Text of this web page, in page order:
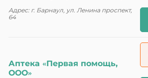
Адрес: г. Барнаул, ул. Ленина проспект,
64
Аптека «Первая помощь,
ООО»